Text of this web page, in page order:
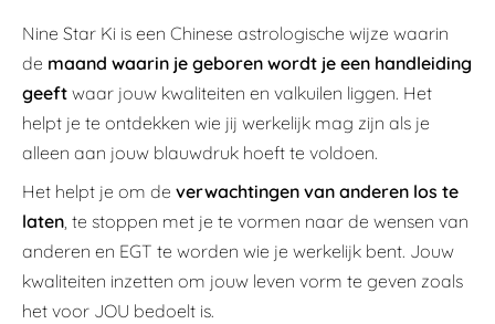
Nine Star Ki is een Chinese astrologische wijze waarin
de maand waarin je geboren wordt je een handleiding
geeft waar jouw kwaliteiten en valkuilen liggen. Het
helpt je te ontdekken wie jij werkelijk mag zijn als je
alleen aan jouw blauwdruk hoeft te voldoen.
Het helpt je om de verwachtingen van anderen los te
laten, te stoppen met je te vormen naar de wensen van
anderen en EGT te worden wie je werkelijk bent. Jouw
kwaliteiten inzetten om jouw leven vorm te geven zoals
het voor JOU bedoelt is.